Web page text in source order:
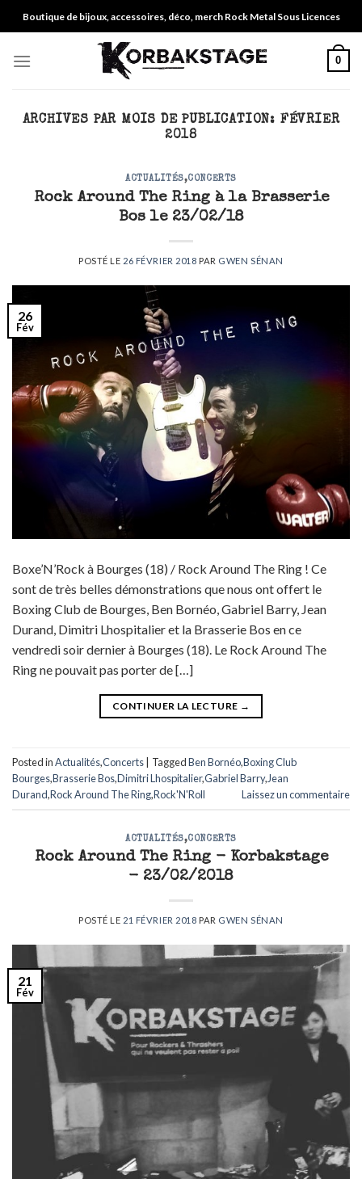
to
Boutique de bijoux, accessoires, déco, merch Rock Metal Sous Licences
0
ARCHIVES PAR MOIS DE PUBLICATION: FÉVRIER
2018
ACTUALITÉS,CONCERTS
Rock Around The Ring à la Brasserie
Bos le 23/02/18
POSTÉ LE 26 FÉVRIER 2018 PAR GWEN SÉNAN
26
Fév
Boxe’N’Rock à Bourges (18) / Rock Around The Ring ! Ce
sont de très belles démonstrations que nous ont offert le
Boxing Club de Bourges, Ben Bornéo, Gabriel Barry, Jean
Durand, Dimitri Lhospitalier et la Brasserie Bos en ce
vendredi soir dernier à Bourges (18). Le Rock Around The
Ring ne pouvait pas porter de […]
CONTINUER LA LECTURE →
Posted inActualités,Concerts TaggedBen Bornéo,Boxing Club
Bourges,Brasserie Bos,Dimitri Lhospitalier,Gabriel Barry,Jean
Durand,Rock Around The Ring,Rock'N'Roll Laissez un commentaire
ACTUALITÉS,CONCERTS
Rock Around The Ring - Korbakstage
- 23/02/2018
POSTÉ LE 21 FÉVRIER 2018 PAR GWEN SÉNAN
21
Fév